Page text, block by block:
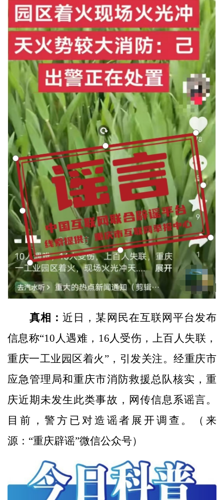
真相：近日，某网民在互联网平台发布
信息称“10人遇难，16人受伤，上百人失联，
重庆一工业园区着火”，引发关注。经重庆市
应急管理局和重庆市消防救援总队核实，重
庆近期未发生此类事故，网传信息系谣言。
目前，警方已对造谣者展开调查。（来
源：“重庆辟谣”微信公众号）